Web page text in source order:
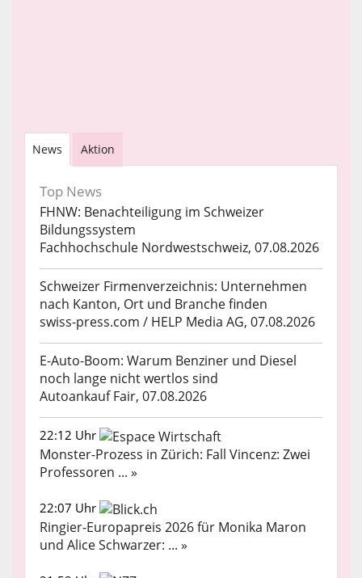
News Aktion
Top News
FHNW: Benachteiligung im Schweizer
Bildungssystem
Fachhochschule Nordwestschweiz, 07.08.2026
Schweizer Firmenverzeichnis: Unternehmen
nach Kanton, Ort und Branche finden
swiss-press.com / HELP Media AG, 07.08.2026
E-Auto-Boom: Warum Benziner und Diesel
noch lange nicht wertlos sind
Autoankauf Fair, 07.08.2026
22:12 Uhr
Monster-Prozess in Zürich: Fall Vincenz: Zwei
Professoren ... »
22:07 Uhr
Ringier-Europapreis 2026 für Monika Maron
und Alice Schwarzer: ... »